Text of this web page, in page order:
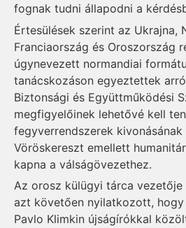
fognak tudni állapodni a
Értesülések szerint az Ukrajna,
Franciaország és Oroszország
úgynevezett normandiai
tanácskozáson egyeztettek
Biztonsági és Együttműködési
megfigyelőinek lehetővé kell
fegyverrendszerek kivonásának
Vöröskereszt emellett
kapna a válságövezethez.
Az orosz külügyi tárca vezetője
azt követően nyilatkozott, hogy
Pavlo Klimkin újságírókkal